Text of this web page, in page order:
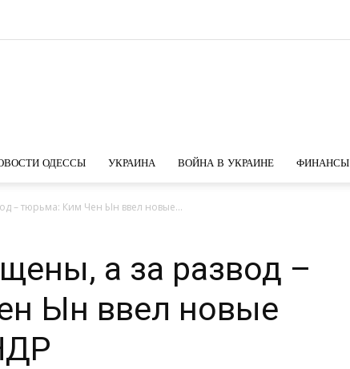
ОДЕССЫ УКРАИНА ВОЙНА В УКРАИНЕ ФИНАНСЫ
– тюрьма: Ким Чен Ын ввел новые...
а за развод –
Ын ввел новые